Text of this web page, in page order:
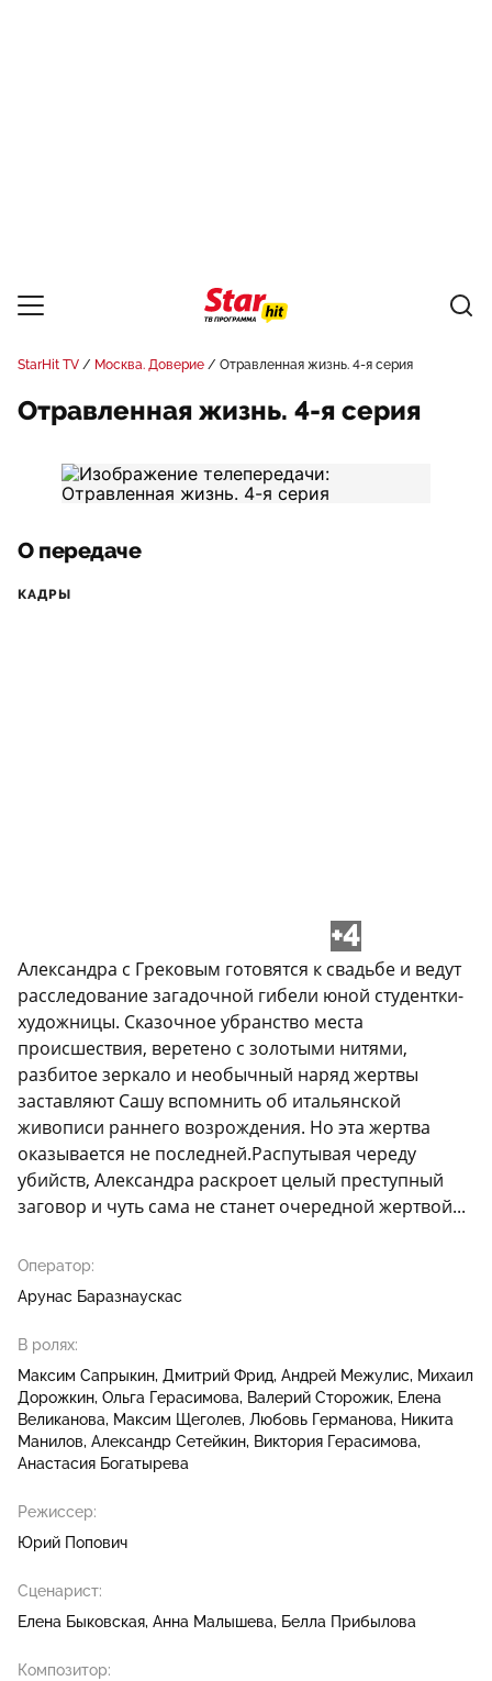
StarHit TV Москва. Доверие Отравленная жизнь. 4-я серия
Отравленная жизнь. 4-я серия
О передаче
КАДРЫ
+4
Александра с Грековым готовятся к свадьбе и ведут
расследование загадочной гибели юной студентки-
художницы. Сказочное убранство места
происшествия, веретено с золотыми нитями,
разбитое зеркало и необычный наряд жертвы
заставляют Сашу вспомнить об итальянской
живописи раннего возрождения. Но эта жертва
оказывается не последней.Распутывая череду
убийств, Александра раскроет целый преступный
заговор и чуть сама не станет очередной жертвой...
Оператор:
Арунас Баразнаускас
В ролях:
Максим Сапрыкин Дмитрий Фрид Андрей Межулис Михаил
Дорожкин Ольга Герасимова Валерий Сторожик Елена
Великанова Максим Щеголев Любовь Германова Никита
Манилов Александр Сетейкин Виктория Герасимова
Анастасия Богатырева
Режиссер:
Юрий Попович
Сценарист:
Елена Быковская Анна Малышева Белла Прибылова
Композитор: